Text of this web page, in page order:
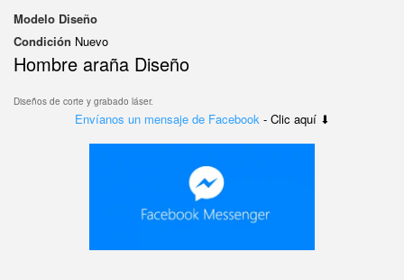
Modelo Diseño
Condición Nuevo
Hombre araña Diseño
Diseños de corte y grabado láser.
Envíanos un mensaje de Facebook - Clic aquí ⬇